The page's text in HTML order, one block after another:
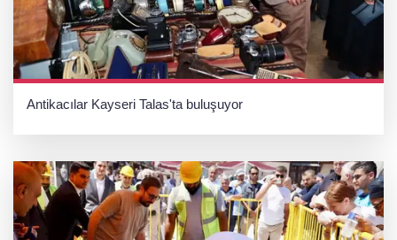
Antikacılar Kayseri Talas'ta buluşuyor